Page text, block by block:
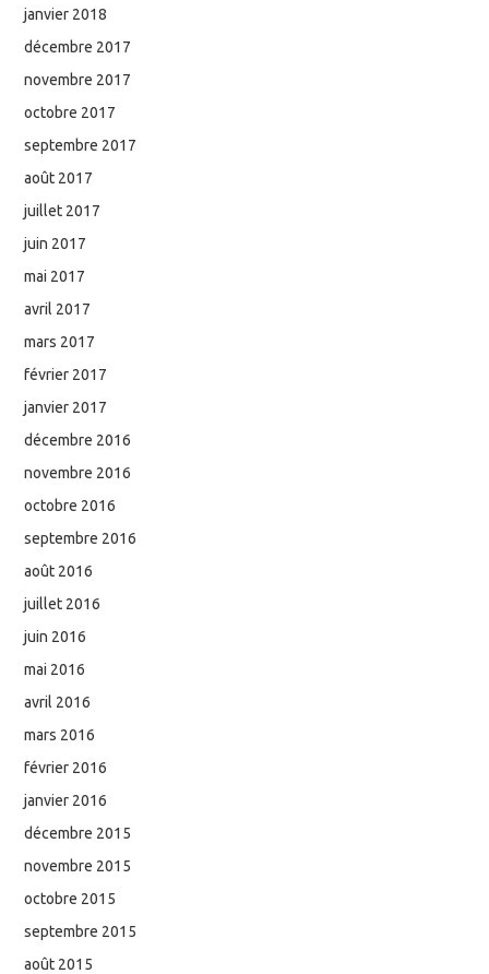
janvier 2018
décembre 2017
novembre 2017
octobre 2017
septembre 2017
août 2017
juillet 2017
juin 2017
mai 2017
avril 2017
mars 2017
février 2017
janvier 2017
décembre 2016
novembre 2016
octobre 2016
septembre 2016
août 2016
juillet 2016
juin 2016
mai 2016
avril 2016
mars 2016
février 2016
janvier 2016
décembre 2015
novembre 2015
octobre 2015
septembre 2015
août 2015